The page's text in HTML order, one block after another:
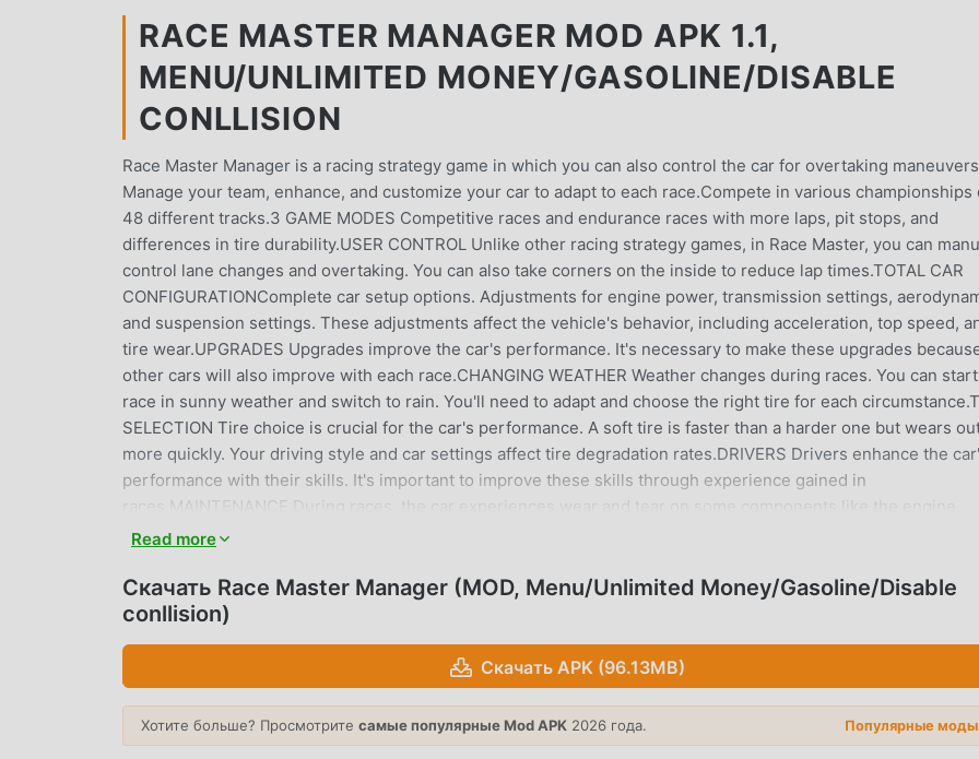
RACE MASTER MANAGER MOD APK 1.1,
MENU/UNLIMITED MONEY/GASOLINE/DISABLE
CONLLISION
Race Master Manager is a racing strategy game in which you can also control the car for overtaking
Manage your team, enhance, and customize your car to adapt to each race.Compete in various championships
48 different tracks.3 GAME MODES Competitive races and endurance races with more laps, pit stops, and
differences in tire durability.USER CONTROL Unlike other racing strategy games, in Race Master, you can
control lane changes and overtaking. You can also take corners on the inside to reduce lap times.TOTAL CAR
CONFIGURATIONComplete car setup options. Adjustments for engine power, transmission settings,
and suspension settings. These adjustments affect the vehicle's behavior, including acceleration, top speed,
tire wear.UPGRADES Upgrades improve the car's performance. It's necessary to make these upgrades
other cars will also improve with each race.CHANGING WEATHER Weather changes during races. You can
race in sunny weather and switch to rain. You'll need to adapt and choose the right tire for each
SELECTION Tire choice is crucial for the car's performance. A soft tire is faster than a harder one but wears
more quickly. Your driving style and car settings affect tire degradation rates.DRIVERS Drivers enhance the
performance with their skills. It's important to improve these skills through experience gained in
races.MAINTENANCE During races, the car experiences wear and tear on some components like the engine,
transmission, etc. Performing maintenance is crucial to start each race with the car in optimal condition.TEAM
reducing pit stop times.All the news on the YouTube channel:
https://www.youtube.com/channel/UCMKVjfpeyVyF3Ct2TpyYGLQ
RACE MASTER MANAGER ВВЕДЕНИЕ
Race Master Manager В последнее время очень популярная игра racing завоевала множество
всему миру, которым нравятся игры racing. Если вы хотите скачать эту игру, так как это крупнейший в
Read more
Скачать Race Master Manager (MOD, Menu/Unlimited Money/Gasoline/Disable
conllision)
Скачать APK (96.13MB)
Хотите больше? Просмотрите самые популярные Mod APK 2026 года. Популярные